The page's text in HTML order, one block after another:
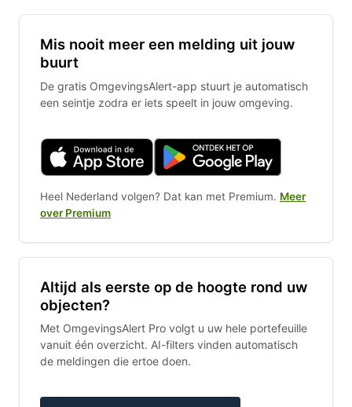
Mis nooit meer een melding uit jouw
buurt
De gratis OmgevingsAlert-app stuurt je automatisch
een seintje zodra er iets speelt in jouw omgeving.
Heel Nederland volgen? Dat kan met Premium. Meer
over Premium
Altijd als eerste op de hoogte rond uw
objecten?
Met OmgevingsAlert Pro volgt u uw hele portefeuille
vanuit één overzicht. AI-filters vinden automatisch
de meldingen die ertoe doen.